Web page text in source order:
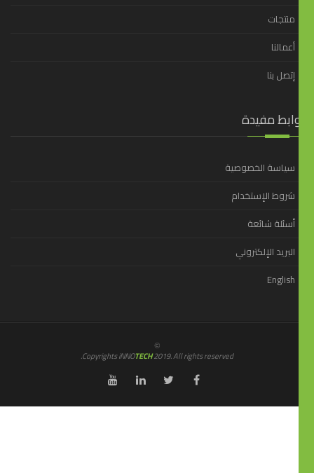
منتجات
أعمالنا
إتصل بنا
مفيدة
سياسة الخصوصية
شروط الإستخدام
أسئلة شائعة
البريد الإلكتروني
English
Copyrights iNNOTECH2019. All rights reserved.